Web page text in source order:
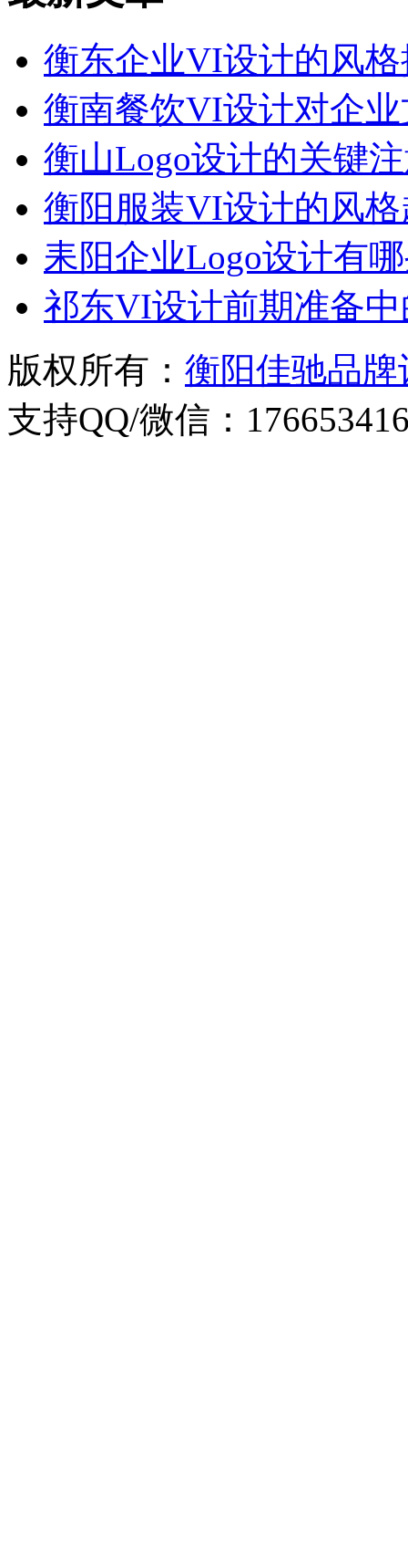
衡东企业VI设计的风
衡南餐饮VI设计对企
衡山Logo设计的关键
衡阳服装VI设计的风
耒阳企业Logo设计有
祁东VI设计前期准备
版权所有： 衡阳佳驰品
支持QQ/微信：